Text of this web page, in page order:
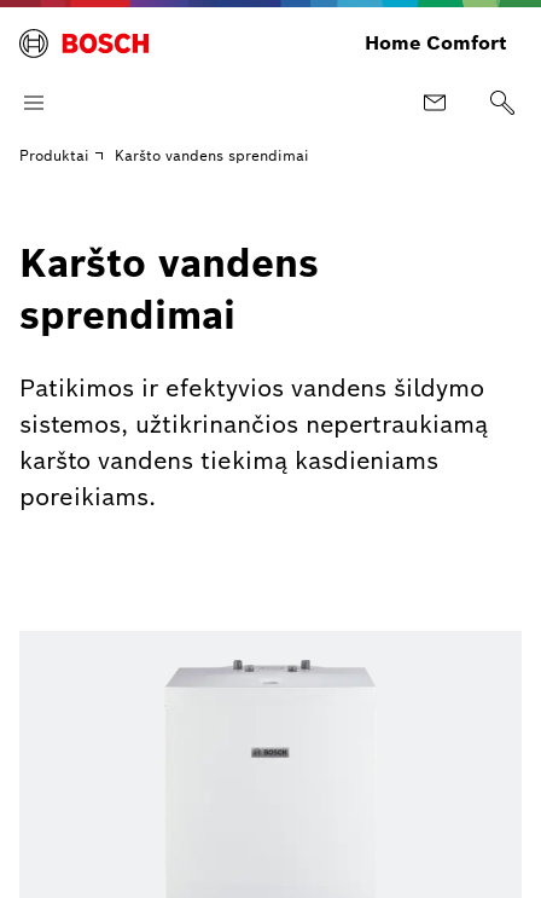
Home Comfort
Produktai Karšto vandens sprendimai
Karšto vandens
sprendimai
Patikimos ir efektyvios vandens šildymo
sistemos, užtikrinančios nepertraukiamą
karšto vandens tiekimą kasdieniams
poreikiams.